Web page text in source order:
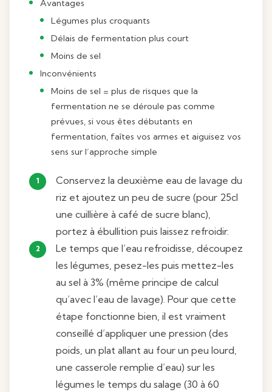
Avantages
Légumes plus croquants
Délais de fermentation plus court
Moins de sel
Inconvénients
Moins de sel = plus de risques que la
fermentation ne se déroule pas comme
prévues, si vous êtes débutants en
fermentation, faîtes vos armes et aiguisez vos
sens sur l’approche simple
Conservez la deuxième eau de lavage du
riz et ajoutez un peu de sucre (pour 25cl
une cuillière à café de sucre blanc),
portez à ébullition puis laissez refroidir.
Le temps que l’eau refroidisse, découpez
les légumes, pesez-les puis mettez-les
au sel à 3% (même principe de calcul
qu’avec l’eau de lavage). Pour que cette
étape fonctionne bien, il est vraiment
conseillé d’appliquer une pression (des
poids, un plat allant au four un peu lourd,
une casserole remplie d’eau) sur les
légumes le temps du salage (30 à 60